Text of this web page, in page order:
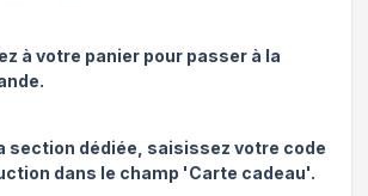
à votre panier pour passer à la
section dédiée, saisissez votre code
dans le champ 'Carte cadeau'.